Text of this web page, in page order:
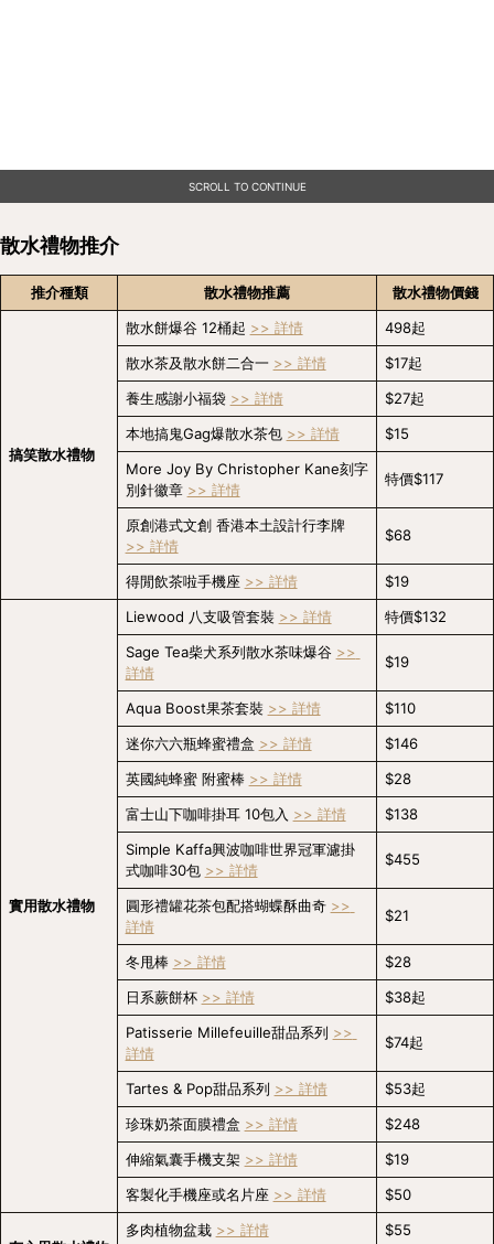
SCROLL TO CONTINUE
散水禮物推介
推介種類 散水禮物推薦 散水禮物價錢
搞笑散水禮物
散水餅爆谷 12桶起 >> 詳情
498起
散水茶及散水餅二合一 >> 詳情
$17起
養生感謝小福袋 >> 詳情
$27起
本地搞鬼Gag爆散水茶包 >> 詳情
$15
More Joy By Christopher Kane刻字
別針徽章 >> 詳情
特價$117
原創港式文創 香港本土設計行李牌
>> 詳情
$68
得閒飲茶啦手機座 >> 詳情 $19
實用散水禮物
Liewood 八支吸管套裝 >> 詳情
特價$132
Sage Tea柴犬系列散水茶味爆谷 >>
詳情
$19
Aqua Boost果茶套裝 >> 詳情
$110
迷你六六瓶蜂蜜禮盒 >> 詳情
$146
英國純蜂蜜 附蜜棒 >> 詳情
$28
富士山下咖啡掛耳 10包入 >> 詳情
$138
Simple Kaffa興波咖啡世界冠軍濾掛
式咖啡30包 >> 詳情
$455
圓形禮罐花茶包配搭蝴蝶酥曲奇 >>
詳情
$21
冬甩棒 >> 詳情
$28
日系蕨餅杯 >> 詳情
$38起
Patisserie Millefeuille甜品系列 >>
詳情
$74起
Tartes & Pop甜品系列 >> 詳情
$53起
珍珠奶茶面膜禮盒 >> 詳情
$248
伸縮氣囊手機支架 >> 詳情
$19
客製化手機座或名片座 >> 詳情 $50
多肉植物盆栽 >> 詳情
$55